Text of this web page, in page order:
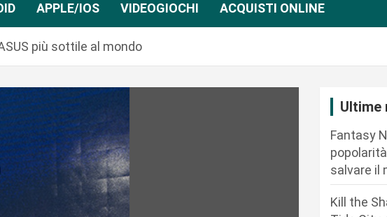
APPLE/IOS VIDEOGIOCHI ACQUISTI ONLINE
più sottile al mondo
Ultime
Fantasy
popolarità
salvare il
Kill the